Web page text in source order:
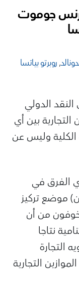
جوموت
,روبرتو بياتسا
الدولي
بين أي
الكلية وليس عن
الفرق في
موضع تركيز
من أن
نتاجا
التجارة
التجارية